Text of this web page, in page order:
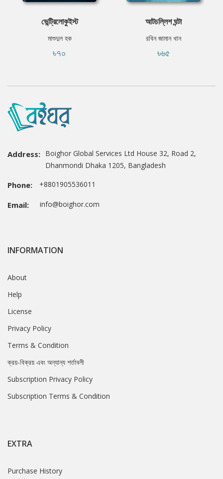
ভেন্ট্রিলোকুইস্ট
মাশুদুল হক
৳৭০
আটচল্লিশ ঘন্টা
রবিন জামান খান
৳৬৫
Address: Boighor Global Services Ltd House 32, Road 2,
Dhanmondi Dhaka 1205, Bangladesh
Phone: +8801905536011
Email: info@boighor.com
INFORMATION
About
Help
License
Privacy Policy
Terms & Condition
ক্রয়-বিক্রয় এবং অন্যান্য শর্তাবলী
Subscription Privacy Policy
Subscription Terms & Condition
EXTRA
Purchase History